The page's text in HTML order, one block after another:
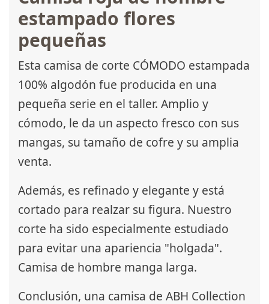
estampado flores
pequeñas
Esta camisa de corte CÓMODO estampada
100% algodón fue producida en una
pequeña serie en el taller. Amplio y
cómodo, le da un aspecto fresco con sus
mangas, su tamaño de cofre y su amplia
venta.
Además, es refinado y elegante y está
cortado para realzar su figura. Nuestro
corte ha sido especialmente estudiado
para evitar una apariencia "holgada".
Camisa de hombre manga larga.
Conclusión, una camisa de ABH Collection